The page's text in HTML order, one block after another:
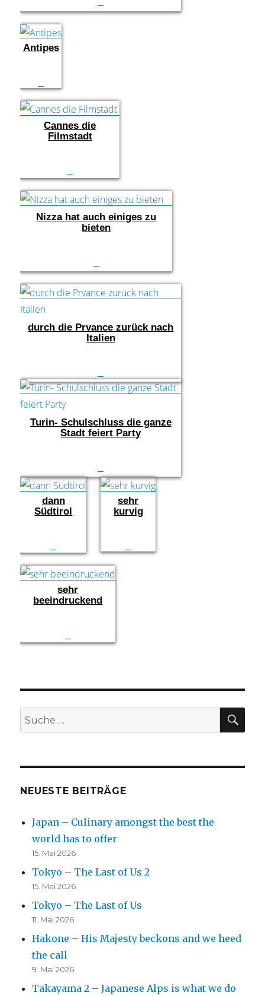
Antipes
Cannes die
Filmstadt
Nizza hat auch einiges zu
bieten
durch die Prvance zurück nach
Italien
Turin- Schulschluss die ganze
Stadt feiert Party
dann
Südtirol
sehr
kurvig
sehr
beeindruckend
Suche
nach:
NEUESTE BEITRÄGE
Japan – Culinary amongst the best the
world has to offer
15. Mai 2026
Tokyo – The Last of Us 2
15. Mai 2026
Tokyo – The Last of Us
11. Mai 2026
Hakone – His Majesty beckons and we heed
the call
9. Mai 2026
Takayama 2 – Japanese Alps is what we do